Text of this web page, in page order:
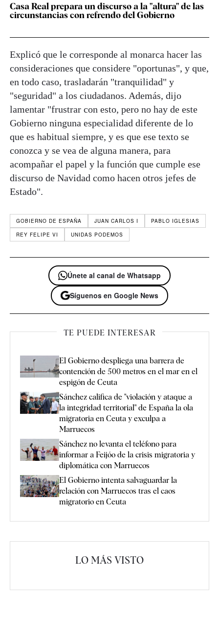
Casa Real prepara un discurso a la "altura" de las
circunstancias con refrendo del Gobierno
Explicó que le corresponde al monarca hacer las
consideraciones que considere "oportunas", y que,
en todo caso, trasladarán "tranquilidad" y
"seguridad" a los ciudadanos. Además, dijo
lamentar "frustrar con esto, pero no hay de este
Gobierno ninguna especialidad diferente de lo
que es habitual siempre, y es que ese texto se
conozca y se vea de alguna manera, para
acompañar el papel y la función que cumple ese
discurso de Navidad como hacen otros jefes de
Estado".
GOBIERNO DE ESPAÑA JUAN CARLOS I
PABLO IGLESIAS
REY FELIPE VI
UNIDAS PODEMOS
Únete al canal de Whatsapp
Síguenos en Google News
TE PUEDE INTERESAR
El Gobierno despliega una barrera de
contención de 500 metros en el mar en el
espigón de Ceuta
Sánchez califica de "violación y ataque a
la integridad territorial" de España la ola
migratoria en Ceuta y exculpa a
Marruecos
Sánchez no levanta el teléfono para
informar a Feijóo de la crisis migratoria y
diplomática con Marruecos
El Gobierno intenta salvaguardar la
relación con Marruecos tras el caos
migratorio en Ceuta
LO MÁS VISTO